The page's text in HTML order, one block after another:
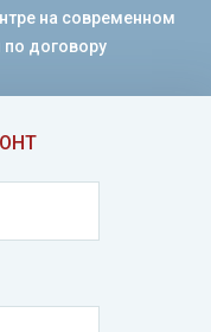
на современном
по договору